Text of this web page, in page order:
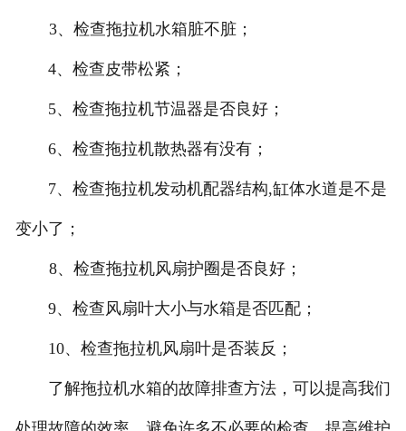
3、检查拖拉机水箱脏不脏；
4、检查皮带松紧；
5、检查拖拉机节温器是否良好；
6、检查拖拉机散热器有没有；
7、检查拖拉机发动机配器结构,缸体水道是不是
变小了；
8、检查拖拉机风扇护圈是否良好；
9、检查风扇叶大小与水箱是否匹配；
10、检查拖拉机风扇叶是否装反；
了解拖拉机水箱的故障排查方法，可以提高我们